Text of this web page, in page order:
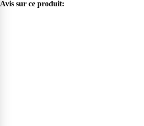
Avis sur ce produit: